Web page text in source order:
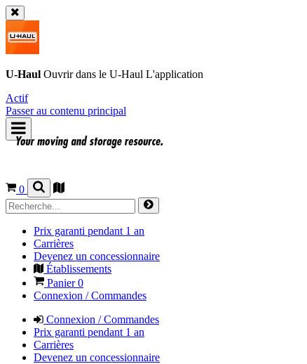
U-Haul Ouvrir dans le U-Haul L'application
Actif
Passer au contenu principal
0
Prix garanti pendant 1 an
Carrières
Devenez un concessionnaire
Établissements
Panier0
Connexion / Commandes
Connexion / Commandes
Prix garanti pendant 1 an
Carrières
Devenez un concessionnaire